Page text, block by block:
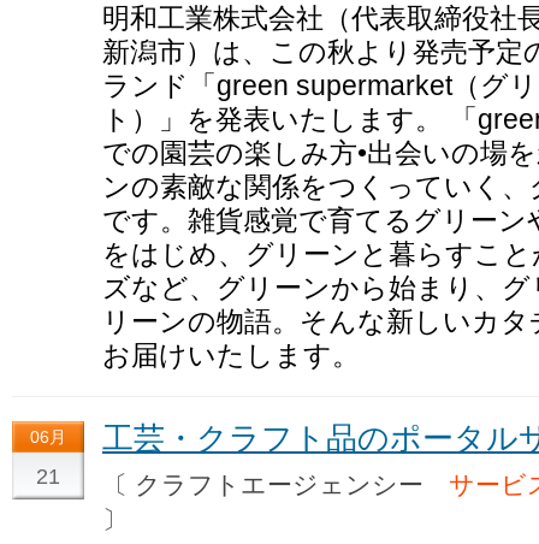
明和工業株式会社（代表取締役
新潟市）は、この秋より発売予
ランド「green supermarket（グ
ト）」を発表いたします。 「
での園芸の楽しみ方•出会いの場
ンの素敵な関係をつくっていく
です。雑貨感覚で育てるグリー
をはじめ、グリーンと暮らすこ
ズなど、グリーンから始まり、
リーンの物語。そんな新しいカ
お届けいたします。
06月
21
工芸・クラフト品のポータル
〔 クラフトエージェンシー サービ
〕